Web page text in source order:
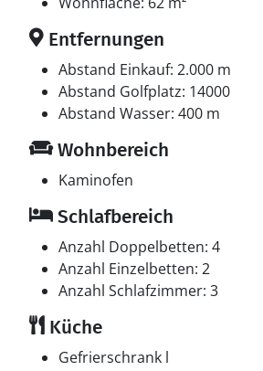
TV.1 Chromecast. Keine
Streaming. Es steht kabellose
Verfügung.
Entfernungen
Abstand Einkauf: 2.000 m
Abstand Golfplatz: 14000
Abstand Wasser: 400 m
Wohnbereich
Kaminofen
Schlafbereich
Anzahl Doppelbetten: 4
Anzahl Einzelbetten: 2
Anzahl Schlafzimmer: 3
Küche
Gefrierschrank l